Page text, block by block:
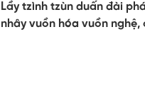
Lầy tzình tzùn duấn đài
nhây vuồn hóa vuồn